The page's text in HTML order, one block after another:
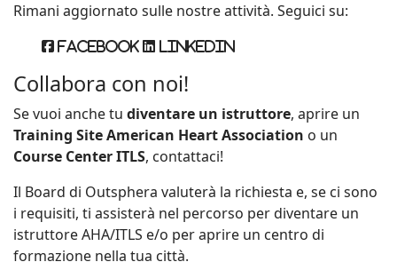
Rimani aggiornato sulle nostre attività. Seguici su:
Facebook Linkedin
Collabora con noi!
Se vuoi anche tu diventare un istruttore, aprire un
Training Site American Heart Association o un
Course Center ITLS, contattaci!
Il Board di Outsphera valuterà la richiesta e, se ci sono
i requisiti, ti assisterà nel percorso per diventare un
istruttore AHA/ITLS e/o per aprire un centro di
formazione nella tua città.